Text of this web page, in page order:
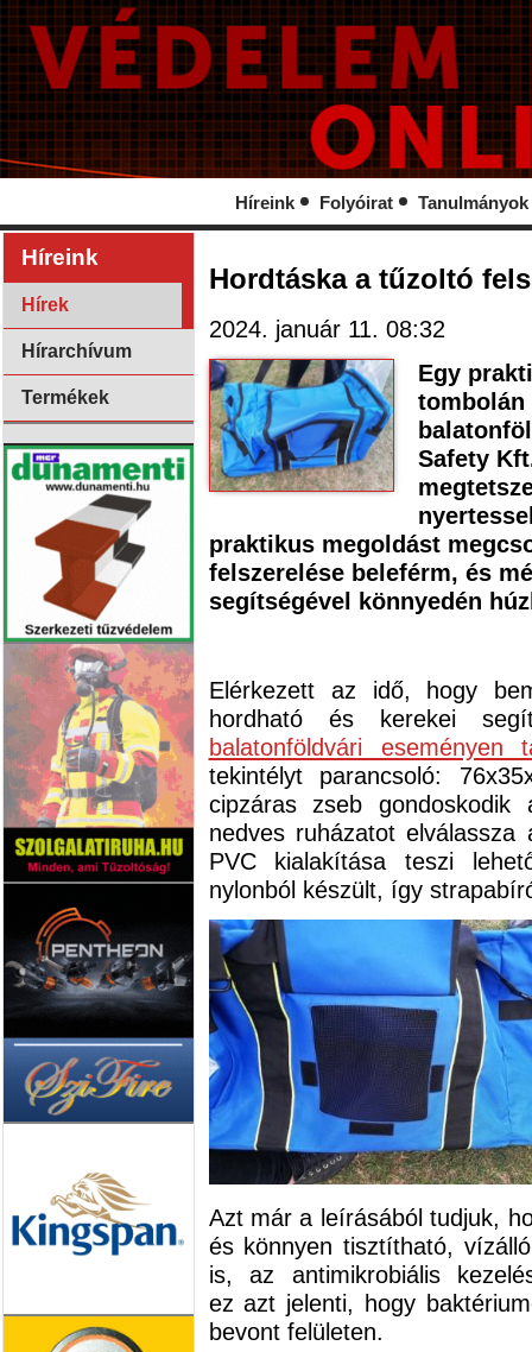
Híreink Folyóirat Tanulmányok
Híreink
Hírek
Hírarchívum
Termékek
Hordtáska a tűzoltó
2024. január 11. 08:32
Egy
tombolán
Safety
praktikus megoldást
felszerelése beleférm, és
segítségével könnyedén
Elérkezett az idő, hogy
hordható és kerekei
balatonföldvári eseményen
tekintélyt parancsoló:
cipzáras zseb
nedves ruházatot
PVC kialakítása teszi
nylonból készült, így
Azt már a leírásából tudjuk,
és könnyen tisztítható,
is, az antimikrobiális
ez azt jelenti, hogy
bevont felületen.